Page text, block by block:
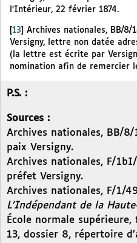
l’Intérieur, 22 février 1874.
[13] Archives nationales, BB/8/
Versigny, lettre non datée
(la lettre est écrite par
nomination afin de remercier
P.S. :
Sources :
Archives nationales, BB/
paix Versigny.
Archives nationales, F/
préfet Versigny.
Archives nationales, F/1/
L’Indépendant de la
École normale
13, dossier 8, répertoire